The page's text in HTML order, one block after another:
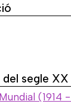
del segle XX
(1914 -